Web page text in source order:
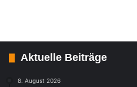
Aktuelle Beiträge
8. August 2026